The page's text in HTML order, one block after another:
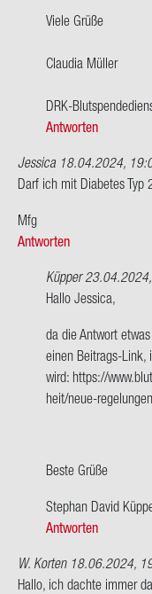
AB
si­
von
Sa­
Viele Grüße
Clau­dia Mül­ler
DRK-​
Antworten
Jessica 18.04.2024,
Darf ich mit Dia­be­tes Typ
Mfg
Antworten
Küpper23.04.2024,
Ant­
auf
Darf
ich
mit
tes
2…
von
si­
Hallo Jes­si­ca,
da die Ant­wort
einen Beitrags-​Link,
wird: https://
heit/neue-​
Beste Grüße
Ste­phan David
Antworten
W. Korten18.06.2024,
Hallo, ich dach­te immer